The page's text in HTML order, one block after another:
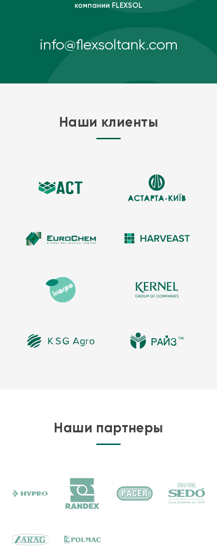
компании FLEXSOL
info@flexsoltank.com
Наши клиенты
Наши партнеры